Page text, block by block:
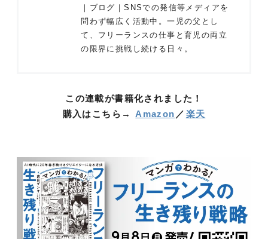
｜ブログ｜SNSでの発信等メディアを
問わず幅広く活動中。一児の父とし
て、フリーランスの仕事と育児の両立
の限界に挑戦し続ける日々。
この連載が書籍化されました！
購入はこちら→
Amazon ／ 楽天